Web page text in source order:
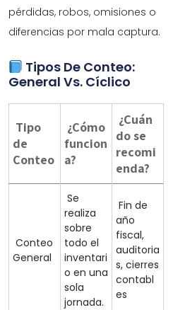
pérdidas, robos, omisiones o
diferencias por mala captura.
Tipos De Conteo:
General Vs. Cíclico
Tipo
de
Conteo
¿Cómo
funcion
a?
¿Cuán
do se
recomi
enda?
Conteo
General
Se
realiza
sobre
todo el
inventari
o en una
sola
jornada.
Fin de
año
fiscal,
auditoria
s, cierres
contabl
es